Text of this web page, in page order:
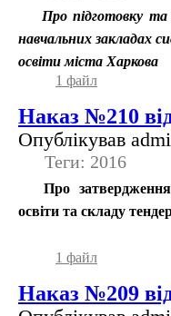
Про підготовку та
навчальних закладах
освіти міста Харкова
1 файл
Наказ №210
Опублікував
Теги: 2016
Про
освіти та складу
1 файл
Наказ №209